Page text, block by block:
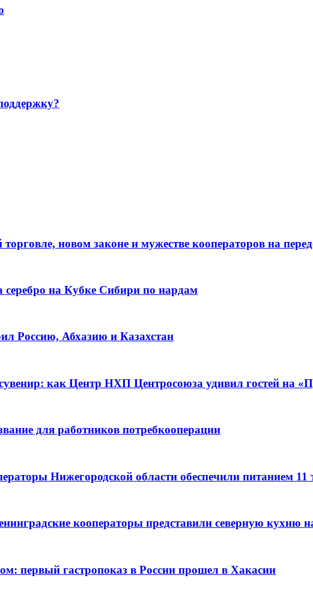
новом законе и мужестве кооператоров на
на Кубке Сибири по нардам
Россию, Абхазию и Казахстан
как Центр НХП Центросоюза удивил гостей на
для работников потребкооперации
Нижегородской области обеспечили питанием
кооператоры представили северную кухню
первый гастропоказ в России прошел в Хакасии